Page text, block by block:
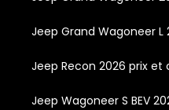
Jeep Grand Wagoneer
Jeep Recon 2026 prix
Jeep Wagoneer S BEV